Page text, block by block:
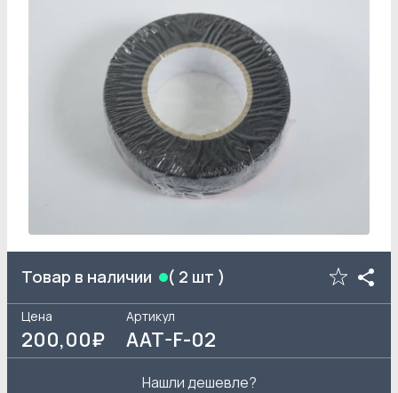
Товар в наличии ( 2 шт )
Цена
200,00₽
Артикул
AAT-F-02
Нашли дешевле?